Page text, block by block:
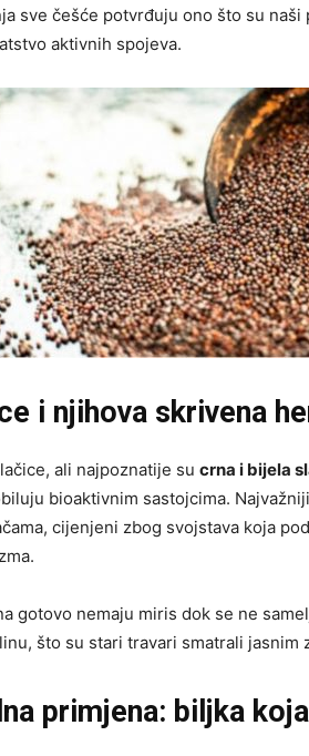
sve češće potvrđuju ono što su
aktivnih spojeva.
i njihova skrivena
ali najpoznatije su crna i bijela
bioaktivnim sastojcima.
cijenjeni zbog svojstava koja
gotovo nemaju miris dok se ne
što su stari travari smatrali jasnim
primjena: biljka